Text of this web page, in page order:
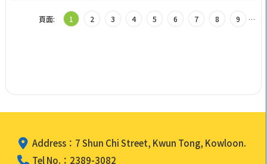
頁面: 1 2 3 4 5 6 7 8 9 …
Address：7 Shun Chi Street, Kwun Tong, Kowloon.
Tel No.：2389-3082